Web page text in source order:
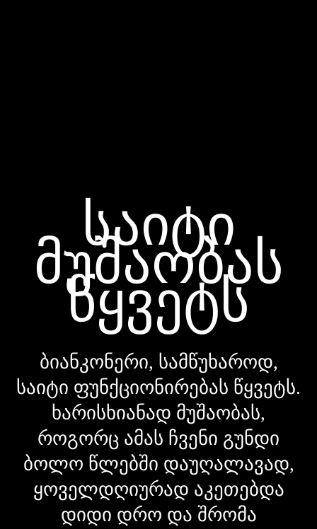
საიტი
მუშაობას
წყვეტს
ბიანკონერი, სამწუხაროდ,
საიტი ფუნქციონირებას წყვეტს.
ხარისხიანად მუშაობას,
როგორც ამას ჩვენი გუნდი
ბოლო წლებში დაუღალავად,
ყოველდღიურად აკეთებდა
დიდი დრო და შრომა